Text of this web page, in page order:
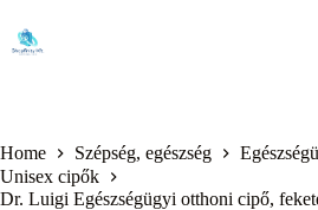
content
Home Szépség, egészség
Unisex cipők
Dr. Luigi Egészségügyi otthoni cipő,